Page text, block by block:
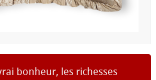
bonheur, les richesses